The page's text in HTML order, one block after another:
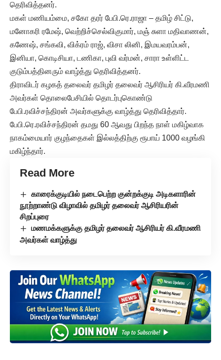
தெரிவித்தனர்.
மகள் மணியம்மை, சகோ தரர் பேபி.ரெ.ராஜா – தமிழ் சிட்டு,
மனோகரி ரமேஷ், வெற்றிச்செல்விகுமார், மஞ் சுளா மதிவாணன்,
கணேஷ், சங்கவி, விக்ரம் ராஜ், விசா லினி, இமயவரம்பன்,
இனியா, கொடிசியா, டணிகா, புவி வர்மன், சாரா உள்ளிட்ட
குடும்பத்தினரும் வாழ்த்து தெரிவித்தனர்.
திராவிடர் கழகத் தலைவர் தமிழர் தலைவர் ஆசிரியர் கி.வீரமணி
அவர்கள் தொலைபேசியில் தொடர்புகொண்டு
பேபி.ரவிச்சந்திரன் அவர்களுக்கு வாழ்த்து தெரிவித்தார்.
பேபி.ரெ.ரவிச்சந்திரன் தமது 60 ஆவது பிறந்த நாள் மகிழ்வாக
நாகம்மையார் குழந்தைகள் இல்லத்திற்கு ரூபாய் 1000 வழங்கி
மகிழ்ந்தார்.
Read More
காரைக்குடியில் நடைபெற்ற குன்றக்குடி அடிகளாரின்
நூற்றாண்டு விழாவில் தமிழர் தலைவர் ஆசிரியரின்
சிறப்புரை
மணமக்களுக்கு தமிழர் தலைவர் ஆசிரியர் கி.வீரமணி
அவர்கள் வாழ்த்து